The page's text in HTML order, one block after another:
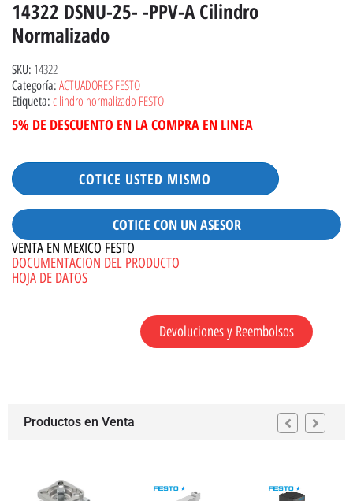
14322 DSNU-25- -PPV-A Cilindro
Normalizado
SKU: 14322
Categoría: ACTUADORES FESTO
Etiqueta: cilindro normalizado FESTO
5% DE DESCUENTO EN LA COMPRA EN LINEA
COTICE USTED MISMO
COTICE CON UN ASESOR
VENTA EN MEXICO FESTO
DOCUMENTACION DEL PRODUCTO
HOJA DE DATOS
Devoluciones y Reembolsos
Productos en Venta